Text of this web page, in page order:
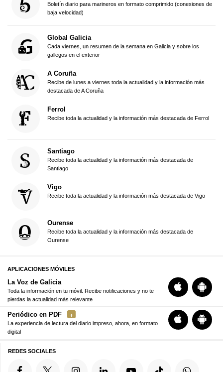
Boletín diario para marineros en formato comprimido (conexiones de
baja velocidad)
Global Galicia
Cada viernes, un resumen de la semana en Galicia y sobre los
gallegos en el exterior
A Coruña
Recibe de lunes a viernes toda la actualidad y la información más
destacada de A Coruña
Ferrol
Recibe toda la actualidad y la información más destacada de Ferrol
Santiago
Recibe toda la actualidad y la información más destacada de
Santiago
Vigo
Recibe toda la actualidad y la información más destacada de Vigo
Ourense
Recibe toda la actualidad y la información más destacada de
Ourense
APLICACIONES MÓVILES
La Voz de Galicia
Toda la información en tu móvil. Recibe notificaciones y no te
pierdas la actualidad más relevante
Periódico en PDF
La experiencia de lectura del diario impreso, ahora, en formato
digital
REDES SOCIALES